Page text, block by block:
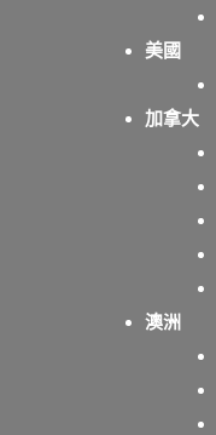
美國
加拿大
澳洲